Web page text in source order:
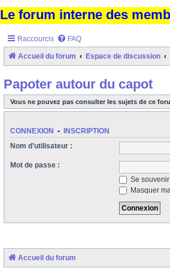
Le forum interne des
Raccourcis FAQ
Accueil du forum Espace de discussion
Papoter autour du capot
Vous ne pouvez pas consulter les sujets de ce
CONNEXION • INSCRIPTION
Nom d’utilisateur :
Mot de passe :
Se
Masquer
Accueil du forum